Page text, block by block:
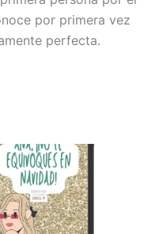
por primera vez
perfecta.